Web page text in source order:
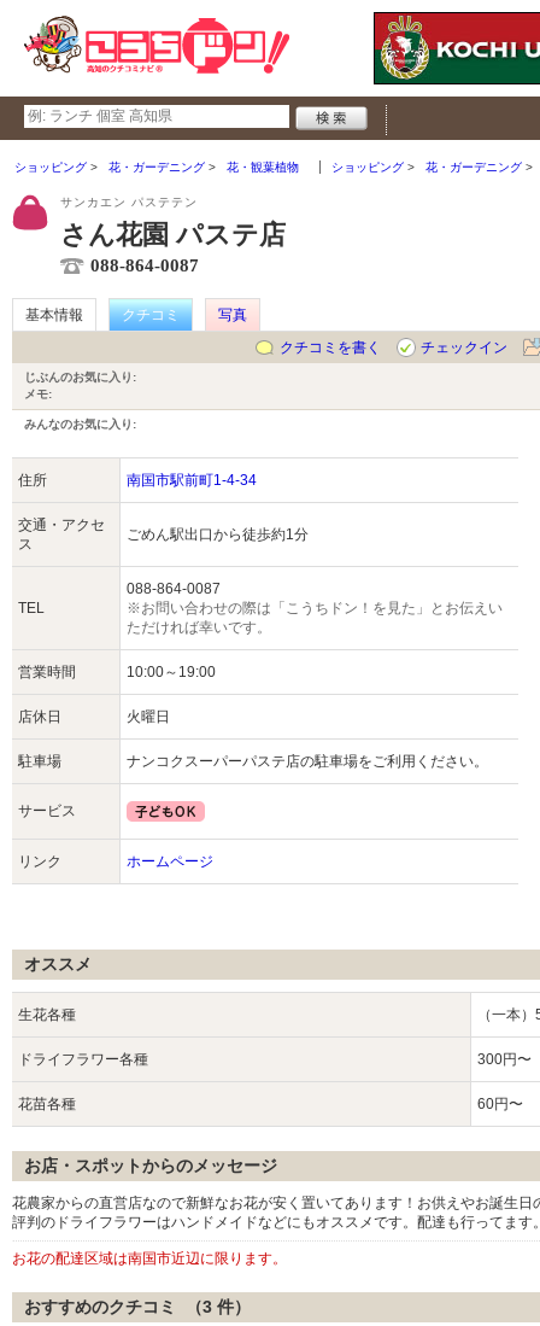
ショッピング 花・ガーデニング 花・観葉植物 ショッピング 花・ガーデニング
サンカエン パステテン
さん花園 パステ店
088-864-0087
基本情報 クチコミ
写真
クチコミを書く
チェックイン
じぶんのお気に入り:
メモ:
みんなのお気に入り:
住所 南国市駅前町1-4-34
交通・アクセ
ス
ごめん駅出口から徒歩約1分
TEL
088-864-0087
※お問い合わせの際は「こうちドン！を見た」とお伝えい
ただければ幸いです。
営業時間 10:00～19:00
店休日 火曜日
駐車場 ナンコクスーパーパステ店の駐車場をご利用ください。
サービス
リンク ホームページ
オススメ
生花各種 （一本
ドライフラワー各種 300円〜
花苗各種 60円〜
お店・スポットからのメッセージ
花農家からの直営店なので新鮮なお花が安く置いてあります！お供えやお誕生
評判のドライフラワーはハンドメイドなどにもオススメです。配達も行ってます
お花の配達区域は南国市近辺に限ります。
おすすめのクチコミ （3 件）